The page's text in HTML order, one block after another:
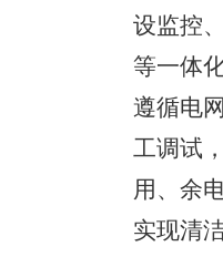
设监控
等一体
遵循电
工调试
用、余
实现清